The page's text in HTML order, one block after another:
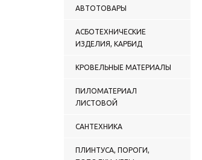
АВТОТОВАРЫ
АСБОТЕХНИЧЕСКИЕ
ИЗДЕЛИЯ, КАРБИД
КРОВЕЛЬНЫЕ МАТЕРИАЛЫ
ПИЛОМАТЕРИАЛ
ЛИСТОВОЙ
САНТЕХНИКА
ПЛИНТУСА, ПОРОГИ,